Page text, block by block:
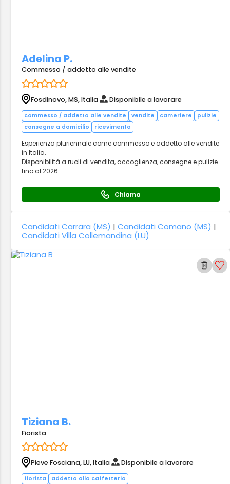
Adelina P.
Commesso / addetto alle vendite
Fosdinovo, MS, Italia Disponibile a lavorare
commesso / addetto alle vendite vendite cameriere
pulizie
consegne a domicilio
ricevimento
Esperienza pluriennale come commesso e addetto alle vendite
in Italia.
Disponibilità a ruoli di vendita, accoglienza, consegne e pulizie
fino al 2026.
Chiama
Candidati Carrara (MS) |Candidati Comano (MS) |
Candidati Villa Collemandina (LU)
Tiziana B.
Fiorista
Pieve Fosciana, LU, Italia Disponibile a lavorare
fiorista
addetto alla caffetteria